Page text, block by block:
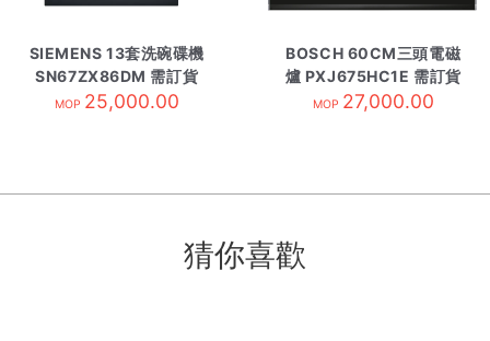
SIEMENS 13套洗碗碟機
SN67ZX86DM 需訂貨
MOP 25,000.00
BOSCH 60CM三頭電磁
爐 PXJ675HC1E 需訂貨
MOP 27,000.00
猜你喜歡